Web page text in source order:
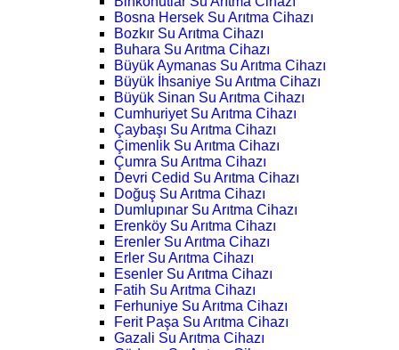
Bosna Hersek Su Arıtma Cihazı
Bozkır Su Arıtma Cihazı
Buhara Su Arıtma Cihazı
Büyük Aymanas Su Arıtma Cihazı
Büyük İhsaniye Su Arıtma Cihazı
Büyük Sinan Su Arıtma Cihazı
Cumhuriyet Su Arıtma Cihazı
Çaybaşı Su Arıtma Cihazı
Çimenlik Su Arıtma Cihazı
Çumra Su Arıtma Cihazı
Devri Cedid Su Arıtma Cihazı
Doğuş Su Arıtma Cihazı
Dumlupınar Su Arıtma Cihazı
Erenköy Su Arıtma Cihazı
Erenler Su Arıtma Cihazı
Erler Su Arıtma Cihazı
Esenler Su Arıtma Cihazı
Fatih Su Arıtma Cihazı
Ferhuniye Su Arıtma Cihazı
Ferit Paşa Su Arıtma Cihazı
Gazali Su Arıtma Cihazı